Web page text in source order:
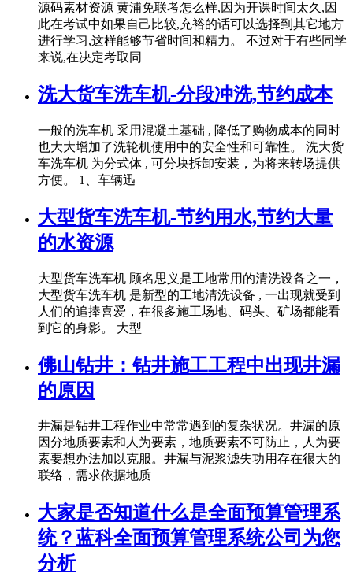
源码素材资源 黄浦免联考怎么样,因为开课时间太久,因
此在考试中如果自己比较,充裕的话可以选择到其它地方
进行学习,这样能够节省时间和精力。 不过对于有些同学
来说,在决定考取同
洗大货车洗车机-分段冲洗,节约成本
一般的洗车机 采用混凝土基础 , 降低了购物成本的同时
也大大增加了洗轮机使用中的安全性和可靠性。 洗大货
车洗车机 为分式体 , 可分块拆卸安装，为将来转场提供
方便。 1、车辆迅
大型货车洗车机-节约用水,节约大量
的水资源
大型货车洗车机 顾名思义是工地常用的清洗设备之一，
大型货车洗车机 是新型的工地清洗设备 , 一出现就受到
人们的追捧喜爱，在很多施工场地、码头、矿场都能看
到它的身影。 大型
佛山钻井：钻井施工工程中出现井漏
的原因
井漏是钻井工程作业中常常遇到的复杂状况。井漏的原
因分地质要素和人为要素，地质要素不可防止，人为要
素要想办法加以克服。井漏与泥浆滤失功用存在很大的
联络，需求依据地质
大家是否知道什么是全面预算管理系
统？蓝科全面预算管理系统公司为您
分析